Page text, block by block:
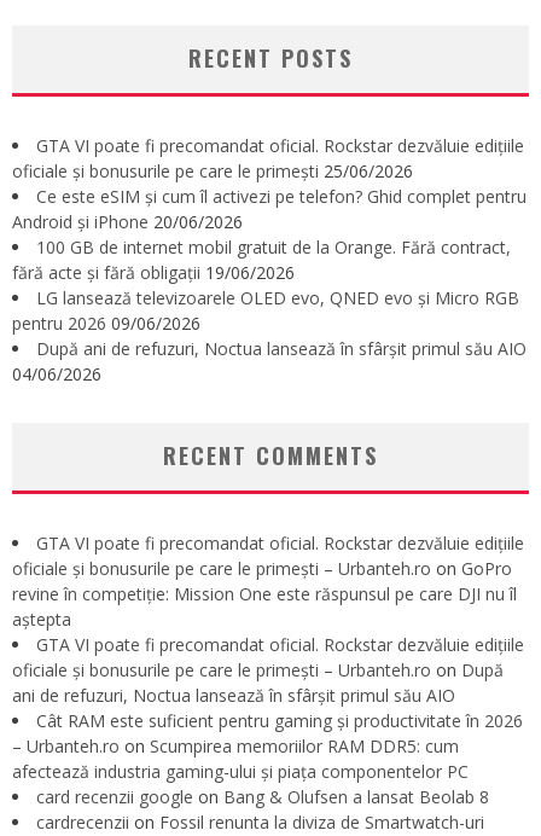
RECENT POSTS
GTA VI poate fi precomandat oficial. Rockstar dezvăluie edițiile
oficiale și bonusurile pe care le primești 25/06/2026
Ce este eSIM și cum îl activezi pe telefon? Ghid complet pentru
Android și iPhone 20/06/2026
100 GB de internet mobil gratuit de la Orange. Fără contract,
fără acte și fără obligații 19/06/2026
LG lansează televizoarele OLED evo, QNED evo și Micro RGB
pentru 2026 09/06/2026
După ani de refuzuri, Noctua lansează în sfârșit primul său AIO
04/06/2026
RECENT COMMENTS
GTA VI poate fi precomandat oficial. Rockstar dezvăluie edițiile
oficiale și bonusurile pe care le primești – Urbanteh.ro on GoPro
revine în competiție: Mission One este răspunsul pe care DJI nu îl
aștepta
GTA VI poate fi precomandat oficial. Rockstar dezvăluie edițiile
oficiale și bonusurile pe care le primești – Urbanteh.ro on După
ani de refuzuri, Noctua lansează în sfârșit primul său AIO
Cât RAM este suficient pentru gaming și productivitate în 2026
– Urbanteh.ro on Scumpirea memoriilor RAM DDR5: cum
afectează industria gaming-ului și piața componentelor PC
card recenzii google on Bang & Olufsen a lansat Beolab 8
cardrecenzii on Fossil renunta la diviza de Smartwatch-uri